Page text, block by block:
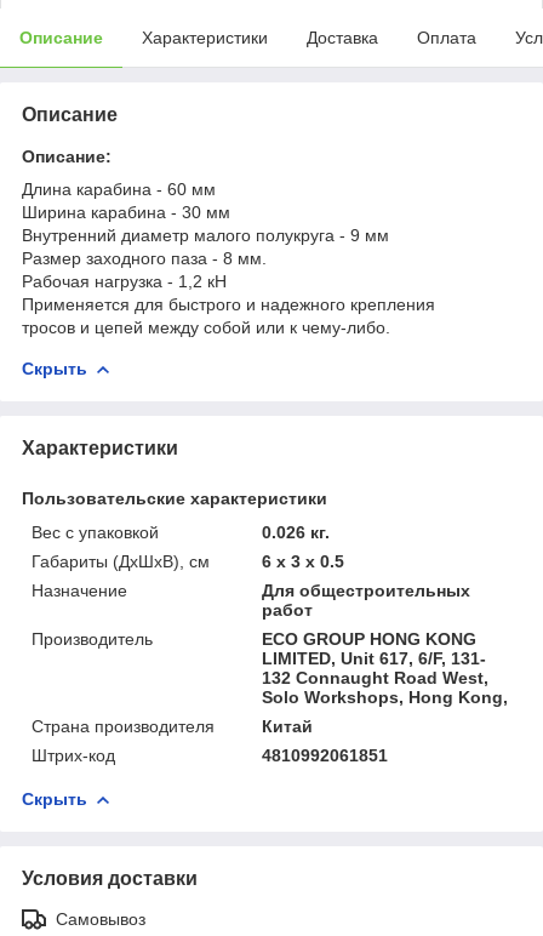
Описание Характеристики Доставка Оплата
Описание
Описание:
Длина карабина - 60 мм
Ширина карабина - 30 мм
Внутренний диаметр малого полукруга - 9 мм
Размер заходного паза - 8 мм.
Рабочая нагрузка - 1,2 кН
Применяется для быстрого и надежного крепления
тросов и цепей между собой или к чему-либо.
Скрыть
Характеристики
Пользовательские характеристики
Вес с упаковкой
0.026 кг.
Габариты (ДхШхВ), см
6 x 3 x 0.5
Назначение
Для общестроительных
работ
Производитель
ECO GROUP HONG KONG
LIMITED, Unit 617, 6/F, 131-
132 Connaught Road West,
Solo Workshops, Hong Kong,
Страна производителя
Китай
Штрих-код
4810992061851
Скрыть
Условия доставки
Самовывоз